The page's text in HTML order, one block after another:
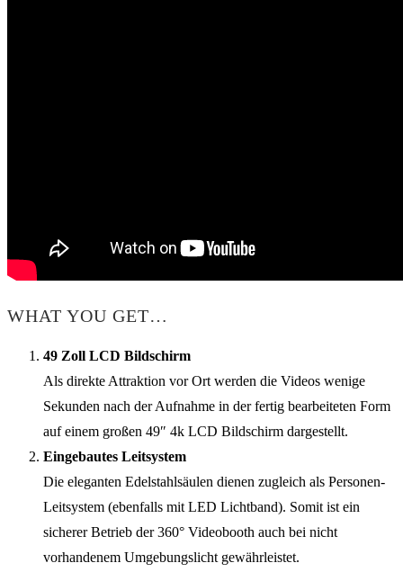
WHAT YOU GET…
49 Zoll LCD Bildschirm
Als direkte Attraktion vor Ort werden die Videos wenige
Sekunden nach der Aufnahme in der fertig bearbeiteten Form
auf einem großen 49″ 4k LCD Bildschirm dargestellt.
Eingebautes Leitsystem
Die eleganten Edelstahlsäulen dienen zugleich als Personen-
Leitsystem (ebenfalls mit LED Lichtband). Somit ist ein
sicherer Betrieb der 360° Videobooth auch bei nicht
vorhandenem Umgebungslicht gewährleistet.